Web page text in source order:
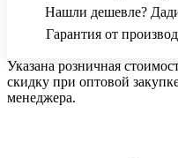
Нашли дешевле?
Гарантия от
Указана розничная
скидку при оптовой
менеджера.